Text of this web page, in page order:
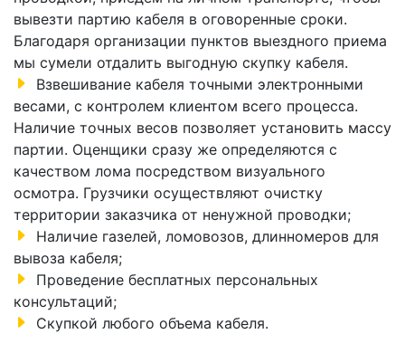
вывезти партию кабеля в оговоренные сроки.
Благодаря организации пунктов выездного приема
мы сумели отдалить выгодную скупку кабеля.
Взвешивание кабеля точными электронными
весами, с контролем клиентом всего процесса.
Наличие точных весов позволяет установить массу
партии. Оценщики сразу же определяются с
качеством лома посредством визуального
осмотра. Грузчики осуществляют очистку
территории заказчика от ненужной проводки;
Наличие газелей, ломовозов, длинномеров для
вывоза кабеля;
Проведение бесплатных персональных
консультаций;
Скупкой любого объема кабеля.